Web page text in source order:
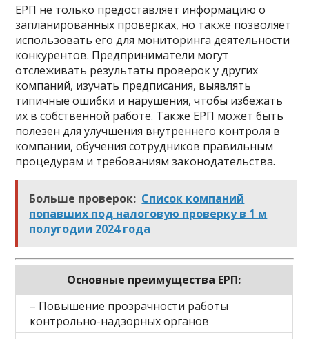
ЕРП не только предоставляет информацию о
запланированных проверках, но также позволяет
использовать его для мониторинга деятельности
конкурентов. Предприниматели могут
отслеживать результаты проверок у других
компаний, изучать предписания, выявлять
типичные ошибки и нарушения, чтобы избежать
их в собственной работе. Также ЕРП может быть
полезен для улучшения внутреннего контроля в
компании, обучения сотрудников правильным
процедурам и требованиям законодательства.
Больше проверок: Список компаний
попавших под налоговую проверку в 1 м
полугодии 2024 года
Основные преимущества ЕРП:
– Повышение прозрачности работы
контрольно-надзорных органов